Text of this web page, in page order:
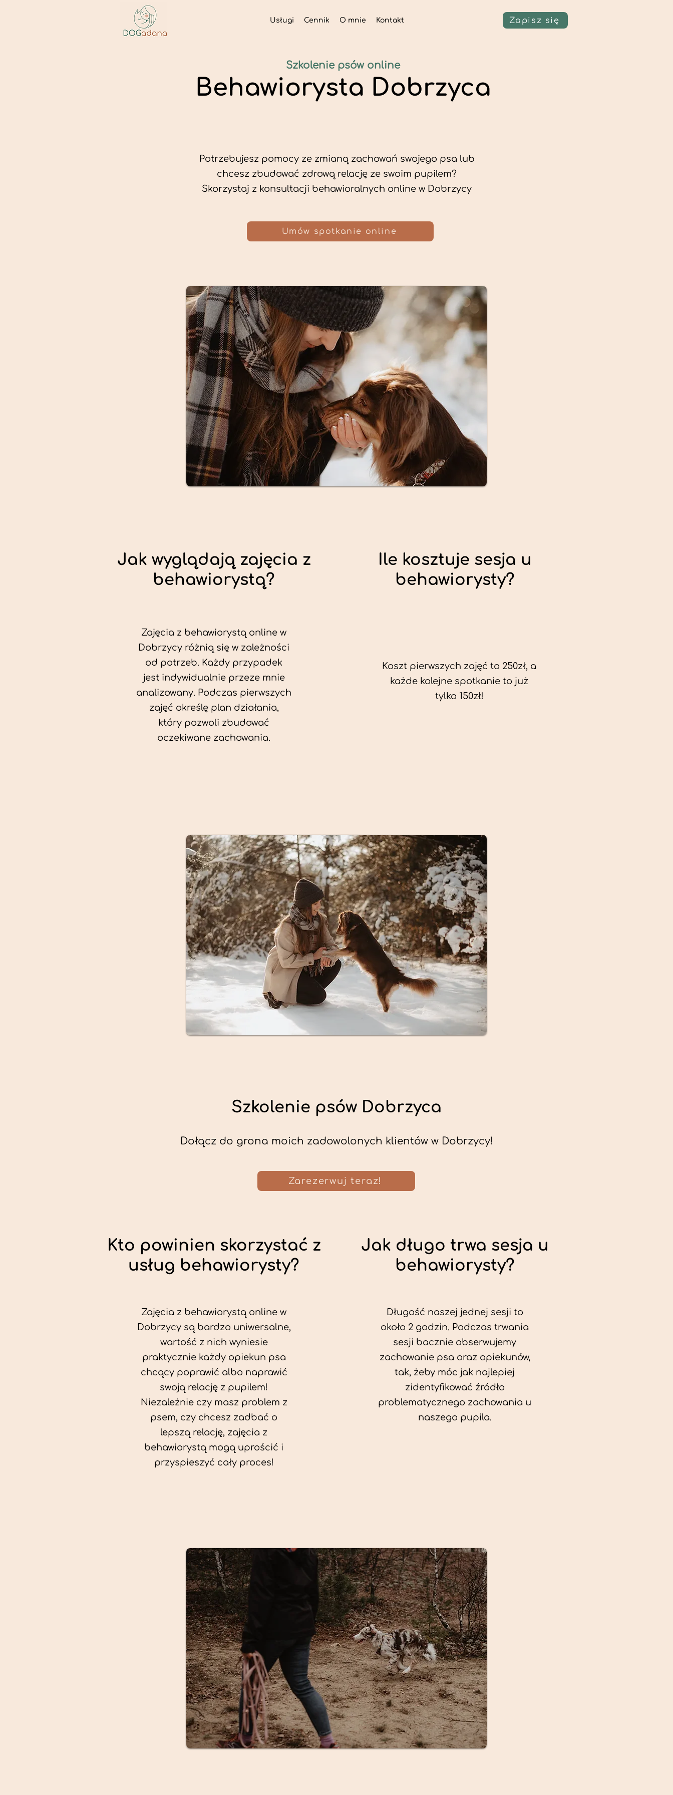
Usługi Cennik O mnie Kontakt Zapisz się
Behawiorysta Dobrzyca
Potrzebujesz pomocy ze zmianą zachowań swojego psa lub
chcesz zbudować zdrową relację ze swoim pupilem?
Skorzystaj z konsultacji behawioralnych online w Dobrzycy
Szkolenie psów online
Umów spotkanie online
Jak wyglądają zajęcia z
behawiorystą?
Zajęcia z behawiorystą online w
Dobrzycy różnią się w zależności
od potrzeb. Każdy przypadek
jest indywidualnie przeze mnie
analizowany. Podczas pierwszych
zajęć określę plan działania,
który pozwoli zbudować
oczekiwane zachowania.
Ile kosztuje sesja u
behawiorysty?
Koszt pierwszych zajęć to 250zł, a
każde kolejne spotkanie to już
tylko 150zł!
Szkolenie psów Dobrzyca
Dołącz do grona moich zadowolonych klientów w Dobrzycy!
Zarezerwuj teraz!
Kto powinien skorzystać z
usług behawiorysty?
Zajęcia z behawiorystą online w
Dobrzycy są bardzo uniwersalne,
wartość z nich wyniesie
praktycznie każdy opiekun psa
chcący poprawić albo naprawić
swoją relację z pupilem!
Niezależnie czy masz problem z
psem, czy chcesz zadbać o
lepszą relację, zajęcia z
behawiorystą mogą uprościć i
przyspieszyć cały proces!
Jak długo trwa sesja u
behawiorysty?
Długość naszej jednej sesji to
około 2 godzin. Podczas trwania
sesji bacznie obserwujemy
zachowanie psa oraz opiekunów,
tak, żeby móc jak najlepiej
zidentyfikować źródło
problematycznego zachowania u
naszego pupila.